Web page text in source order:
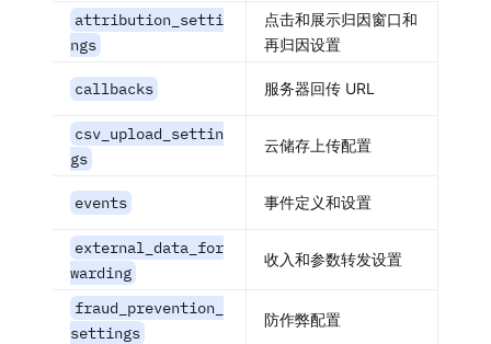
attribution_setti
ngs
点击和展示归因窗口和
再归因设置
callbacks 服务器回传 URL
csv_upload_settin
gs
云储存上传配置
events 事件定义和设置
external_data_for
warding
收入和参数转发设置
fraud_prevention_
settings
防作弊配置